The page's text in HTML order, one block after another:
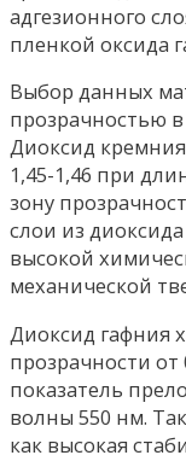
адгезионного
пленкой оксида
Выбор данных
прозрачностью
Диоксид
1,45-1,46 при
зону
слои из
высокой
механической
Диоксид гафния
прозрачности
показатель
волны 550 нм.
как высокая